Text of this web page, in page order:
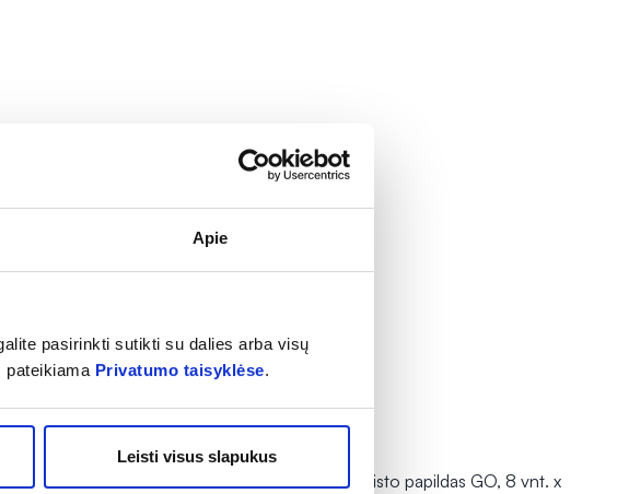
Apie
pasirinkti sutikti su dalies arba visų
pateikiama Privatumo taisyklėse.
Leisti visus slapukus
papildas PLATINUM, 30
MAGVIT maisto papildas GO, 8 vnt. x